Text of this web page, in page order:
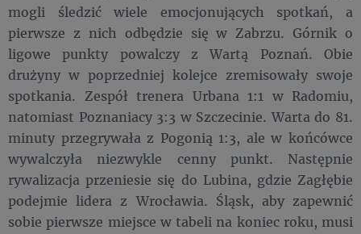
mogli śledzić wiele emocjonujących spotkań, a
pierwsze z nich odbędzie się w Zabrzu. Górnik o
ligowe punkty powalczy z Wartą Poznań. Obie
drużyny w poprzedniej kolejce zremisowały swoje
spotkania. Zespół trenera Urbana 1:1 w Radomiu,
natomiast Poznaniacy 3:3 w Szczecinie. Warta do 81.
minuty przegrywała z Pogonią 1:3, ale w końcówce
wywalczyła niezwykle cenny punkt. Następnie
rywalizacja przeniesie się do Lubina, gdzie Zagłębie
podejmie lidera z Wrocławia. Śląsk, aby zapewnić
sobie pierwsze miejsce w tabeli na koniec roku, musi